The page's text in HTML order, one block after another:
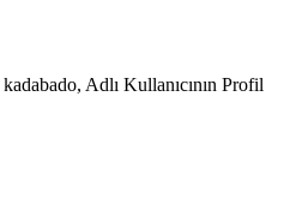
kadabado, Adlı Kullanıcının Profil